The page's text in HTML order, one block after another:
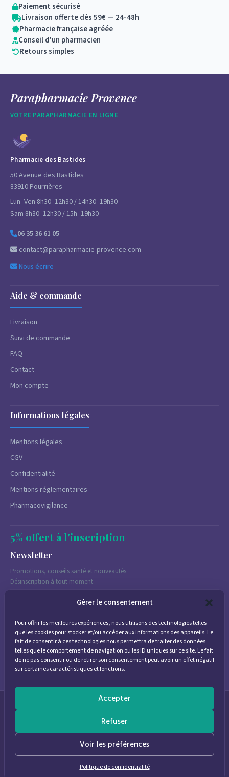
Gérer le consentement
Pour offrir les meilleures expériences, nous utilisons des technologies telles
que les cookies pour stocker et/ou accéder aux informations des appareils. Le
fait de consentir à ces technologies nous permettra de traiter des données
telles que le comportement de navigation ou les ID uniques sur ce site. Le fait
de ne pas consentir ou de retirer son consentement peut avoir un effet négatif
sur certaines caractéristiques et fonctions.
Accepter
Refuser
Voir les préférences
Politique de confidentialité
Paiement sécurisé
Livraison offerte dès 59€ — 24-48h
Pharmacie française agréée
Conseil d'un pharmacien
Retours simples
Parapharmacie Provence
VOTRE PARAPHARMACIE EN LIGNE
Pharmacie des Bastides
50 Avenue des Bastides
83910 Pourrières
Lun–Ven 8h30–12h30 / 14h30–19h30
Sam 8h30–12h30 / 15h–19h30
06 35 36 61 05
contact@parapharmacie-provence.com
Nous écrire
Aide & commande
Livraison
Suivi de commande
FAQ
Contact
Mon compte
Informations légales
Mentions légales
CGV
Confidentialité
Mentions réglementaires
Pharmacovigilance
5% offert à l'inscription
Newsletter
Promotions, conseils santé et nouveautés.
Désinscription à tout moment.
J'accepte de recevoir des emails marketing conformément à la
politique de confidentialité
Parapharmacie Provence — Pharmacie des Bastides